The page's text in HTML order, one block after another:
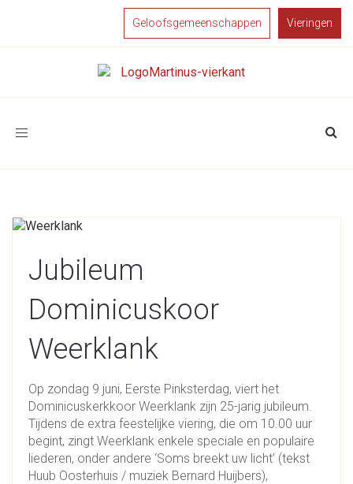
Geloofsgemeenschappen Vieringen
Toggle
Jubileum
Dominicuskoor
Weerklank
Op zondag 9 juni, Eerste Pinksterdag, viert het
Dominicuskerkkoor Weerklank zijn 25-jarig jubileum.
Tijdens de extra feestelijke viering, die om 10.00 uur
begint, zingt Weerklank enkele speciale en populaire
liederen, onder andere ‘Soms breekt uw licht’ (tekst
Huub Oosterhuis / muziek Bernard Huijbers),